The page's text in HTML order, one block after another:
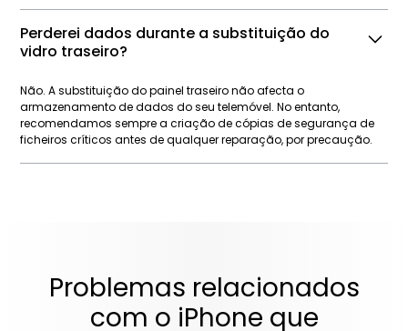
Perderei dados durante a substituição do
vidro traseiro?
Não. A substituição do painel traseiro não afecta o
armazenamento de dados do seu telemóvel. No entanto,
recomendamos sempre a criação de cópias de segurança de
ficheiros críticos antes de qualquer reparação, por precaução.
Problemas relacionados
com o iPhone que